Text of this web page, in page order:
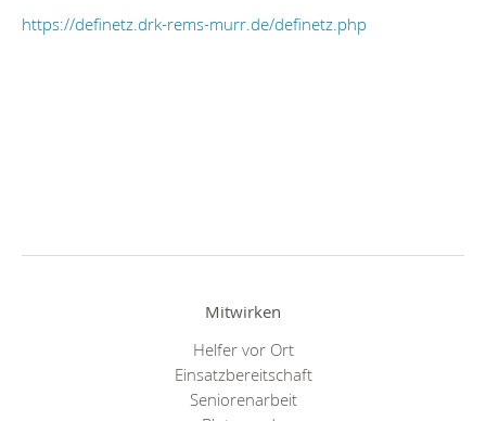
https://definetz.drk-rems-murr.de/definetz.php
Mitwirken
Helfer vor Ort
Einsatzbereitschaft
Seniorenarbeit